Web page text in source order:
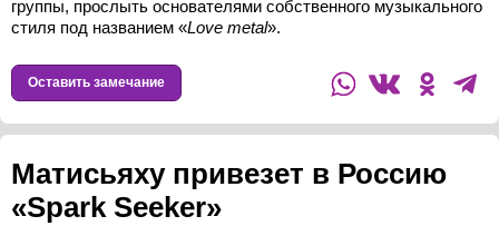
группы, прослыть основателями собственного музыкального
стиля под названием «Love metal».
Оставить замечание
Матисьяху привезет в Россию
«Spark Seeker»